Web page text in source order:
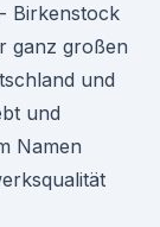
Birkenstock
ganz großen
und
und
Namen